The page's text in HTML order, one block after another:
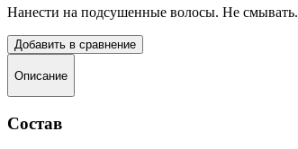
Нанести на подсушенные волосы. Не
Добавить в сравнение
Описание
Состав